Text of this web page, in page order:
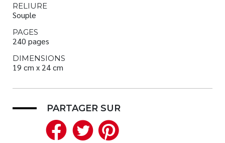
RELIURE
Souple
PAGES
240 pages
DIMENSIONS
19 cm x 24 cm
PARTAGER SUR
Facebook
Twitter